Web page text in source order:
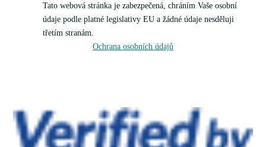
Tato webová stránka je zabezpečená, chráním Vaše osobní
údaje podle platné legislativy EU a žádné údaje nesděluji
třetím stranám.
Ochrana osobních údajů